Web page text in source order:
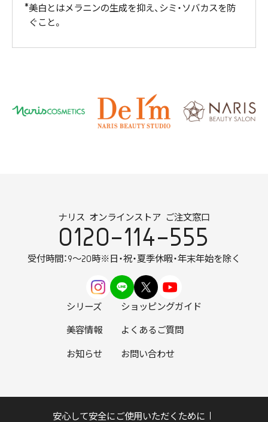
美白とはメラニンの生成を抑え、シミ・ソバカスを防
ぐこと。
ナリス オンラインストア ご注文窓口
0120-114-555
受付時間：9～20時※日・祝・夏季休暇・年末年始を除く
シリーズ ショッピングガイド
美容情報 よくあるご質問
お知らせ お問い合わせ
安心して安全にご使用いただくために